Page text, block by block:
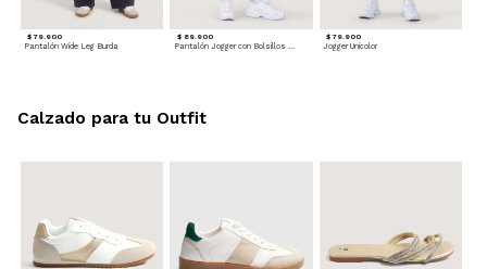
$ 79.900
Pantalón Wide Leg Burda
$ 89.900
Pantalón Jogger con Bolsillos Cargo
$ 79.900
Jogger Unicolor
Calzado para tu Outfit